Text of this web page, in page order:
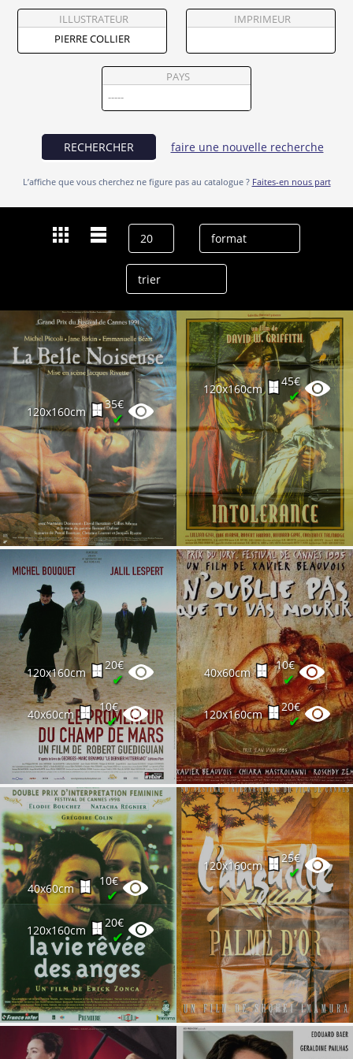
Vendre
ILLUSTRATEUR IMPRIMEUR
PAYS
RECHERCHER faire une nouvelle recherche
L’affiche que vous cherchez ne figure pas au catalogue ? Faites-en nous part
120x160cm
35€
✔
120x160cm
45€
✔
120x160cm
20€
✔
40x60cm
10€
✔
40x60cm
10€
✔
120x160cm
20€
✔
40x60cm
10€
✔
120x160cm
20€
✔
120x160cm
25€
✔